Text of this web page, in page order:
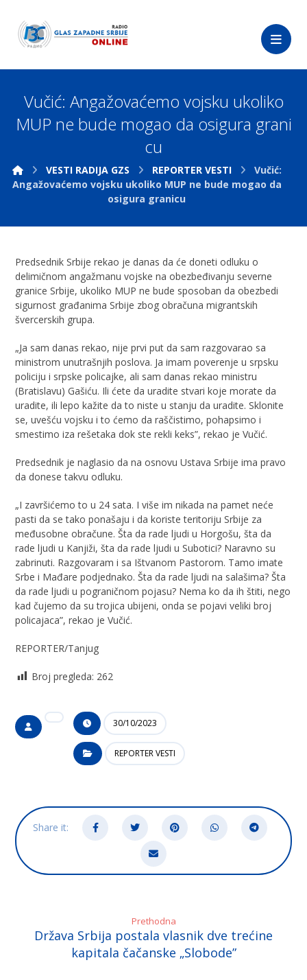
Vučić: Angažovaćemo vojsku ukoliko
MUP ne bude mogao da osigura grani
cu
VESTI RADIJA GZS REPORTER VESTI
Vučić:
Angažovaćemo vojsku ukoliko MUP ne bude mogao da
osigura granicu
Predsednik Srbije rekao je danas da će doneti odluku o
delimičnom angažmanu vojske na obezbeđivanju severne
granice Srbije, ukoliko MUP ne bude sposoban da obezbedi
sigurnost građanima Srbije zbog obračuna migrantskih
švercerskih grupa.
„Ja sam danas rekao, nije prvi put da sam razgovarao sa
ministrom unutrašnjih poslova. Ja imam poverenje u srpsku
policiju i srpske policajke, ali sam danas rekao ministru
(Bratislavu) Gašiću. Ili ćete da uradite stvari koje morate da
uradite, ili lepo kažite da to niste u stanju da uradite. Sklonite
se, uvešću vojsku i to ćemo da raščistimo, pohapsimo i
smestimo iza rešetaka dok ste rekli keks”, rekao je Vučić.
Predsednik je naglasio da na osnovu Ustava Srbije ima pravo
da donese takvu odluku.
„I završićemo to u 24 sata. I više im nikada na pamet neće
pasti da se tako ponašaju i da koriste teritoriju Srbije za
međusobne obračune. Šta da rade ljudi u Horgošu, šta da
rade ljudi u Kanjiži, šta da rade ljudi u Subotici? Naravno su
zabrinuti. Razgovaram i sa Ištvanom Pastorom. Tamo imate
Srbe i Mađare podjednako. Šta da rade ljudi na salašima? Šta
da rade ljudi u pograničnom pojasu? Nema ko da ih štiti, nego
kad čujemo da su trojica ubijeni, onda se pojavi veliki broj
policajaca”, rekao je Vučić.
REPORTER/Tanjug
Broj pregleda: 262
30/10/2023
REPORTER VESTI
Prethodna
Država Srbija postala vlasnik dve trećine
kapitala čačanske „Slobode”